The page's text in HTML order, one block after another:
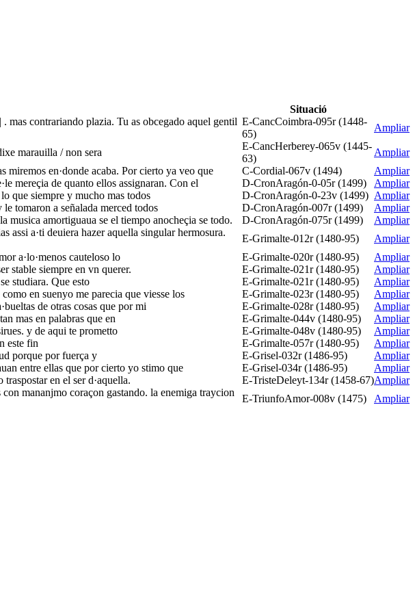
Situació
mas contrariando plazia. Tu as obcegado aquel gentil E-CancCoimbra-095r (1448-
65)
Ampliar
marauilla / non sera
E-CancHerberey-065v (1445-
63)
Ampliar
miremos en·donde acaba. Por cierto ya veo que C-Cordial-067v (1494)
Ampliar
mereçia de quanto ellos assignaran. Con el D-CronAragón-0-05r (1499)
Ampliar
que siempre y mucho mas todos D-CronAragón-0-23v (1499) Ampliar
tomaron a señalada merced todos D-CronAragón-007r (1499)
Ampliar
musica amortiguaua se el tiempo anocheçia se todo. D-CronAragón-075r (1499)
Ampliar
assi a·ti deuiera hazer aquella singular hermosura.
E-Grimalte-012r (1480-95)
Ampliar
a·lo·menos cauteloso lo E-Grimalte-020r (1480-95)
Ampliar
stable siempre en vn querer. E-Grimalte-021r (1480-95)
Ampliar
studiara. Que esto E-Grimalte-021r (1480-95)
Ampliar
en suenyo me parecia que viesse los E-Grimalte-023r (1480-95)
Ampliar
de otras cosas que por mi E-Grimalte-028r (1480-95)
Ampliar
mas en palabras que en E-Grimalte-044v (1480-95)
Ampliar
y de aqui te prometto E-Grimalte-048v (1480-95)
Ampliar
este fin E-Grimalte-057r (1480-95)
Ampliar
porque por fuerça y E-Grisel-032r (1486-95)
Ampliar
entre ellas que por cierto yo stimo que E-Grisel-034r (1486-95)
Ampliar
en el ser d·aquella. E-TristeDeleyt-134r (1458-67)Ampliar
mananjmo coraçon gastando. la enemiga traycion
E-TriunfoAmor-008v (1475) Ampliar